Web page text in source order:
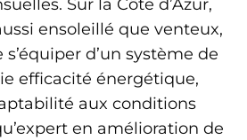
Sur la Côte d’Azur,
ensoleillé que venteux,
d’un système de
efficacité énergétique,
aux conditions
en amélioration de